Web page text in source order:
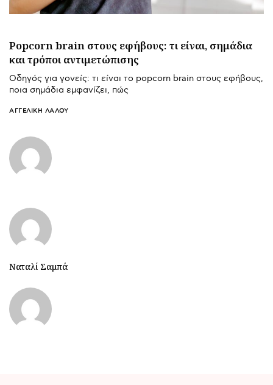
Popcorn brain στους εφήβους: τι είναι, σημάδια
και τρόποι αντιμετώπισης
Οδηγός για γονείς: τι είναι το popcorn brain στους εφήβους,
ποια σημάδια εμφανίζει, πώς
ΑΓΓΕΛΙΚΉ ΛΆΛΟΥ
Ναταλί Σαμπά